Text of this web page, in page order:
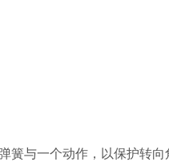
与一个动作，以保护转向